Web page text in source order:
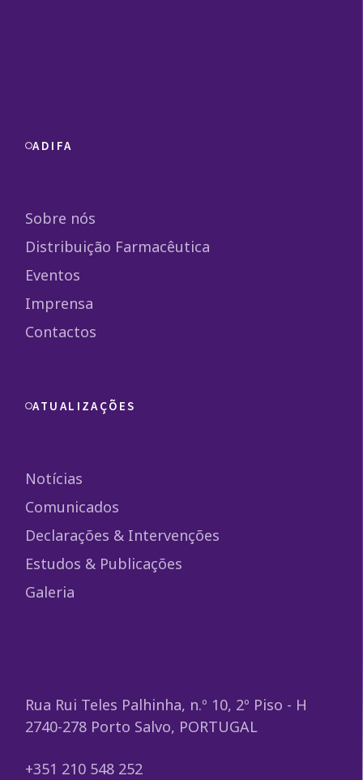
ADIFA
Sobre nós
Distribuição Farmacêutica
Eventos
Imprensa
Contactos
ATUALIZAÇÕES
Notícias
Comunicados
Declarações & Intervenções
Estudos & Publicações
Galeria
Rua Rui Teles Palhinha, n.º 10, 2º Piso - H
2740-278 Porto Salvo, PORTUGAL
+351 210 548 252